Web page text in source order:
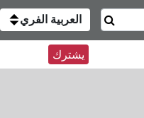
العربية الفري
يشترك